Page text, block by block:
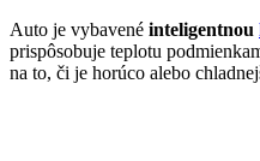
Auto je vybavené inteligentnou
prispôsobuje teplotu
na to, či je horúco alebo